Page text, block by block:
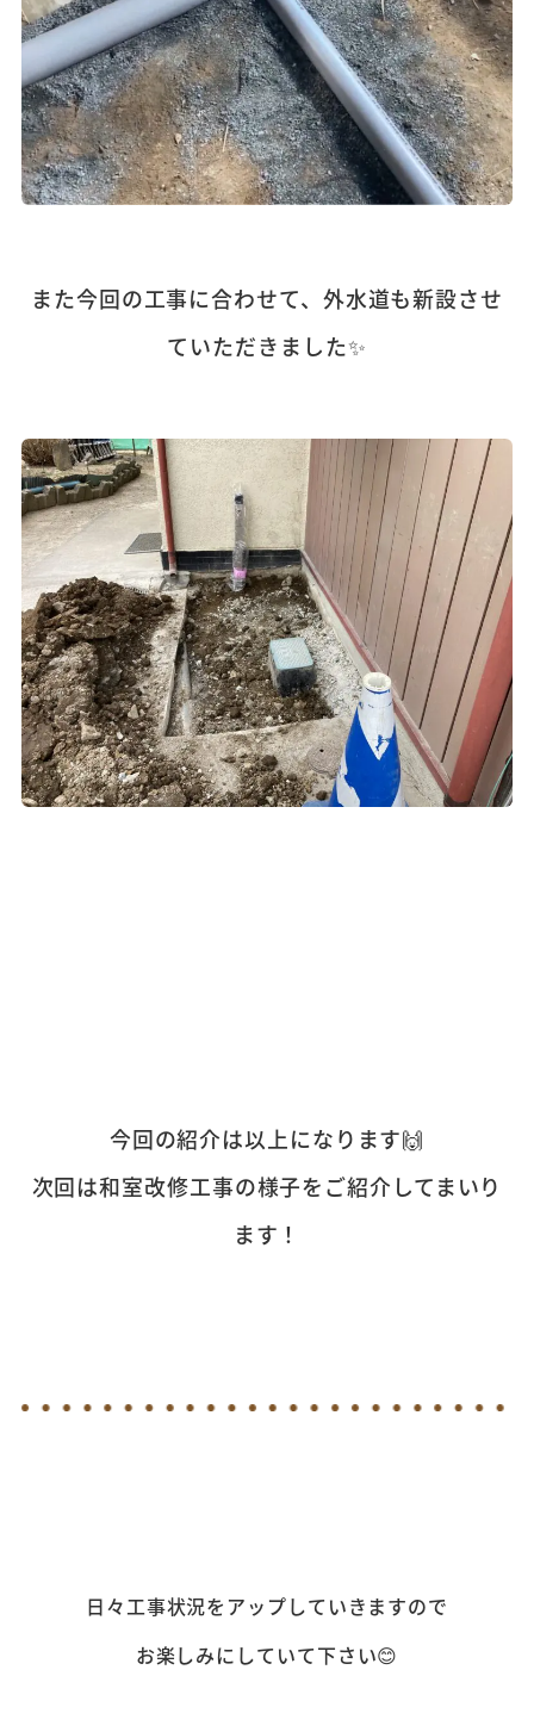
また今回の工事に合わせて、外水道も新設させ
ていただきました✨
今回の紹介は以上になります🙌
次回は和室改修工事の様子をご紹介してまいり
ます！
日々工事状況をアップしていきますので
お楽しみにしていて下さい😊